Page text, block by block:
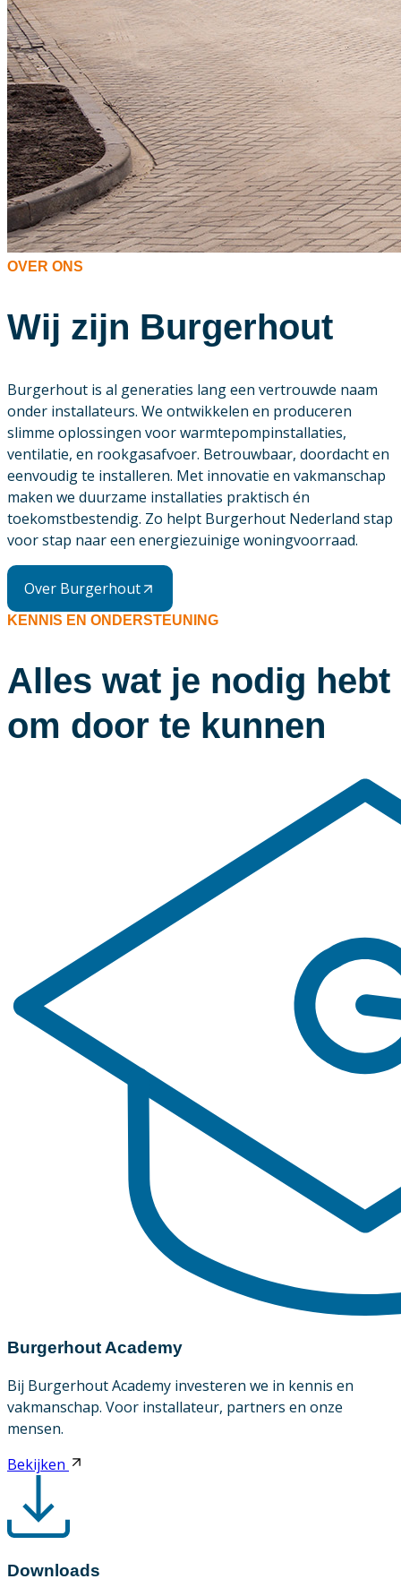
OVER ONS
Wij zijn Burgerhout
Burgerhout is al generaties lang een vertrouwde naam
onder installateurs. We ontwikkelen en produceren
slimme oplossingen voor warmtepompinstallaties,
ventilatie, en rookgasafvoer. Betrouwbaar, doordacht en
eenvoudig te installeren. Met innovatie en vakmanschap
maken we duurzame installaties praktisch én
toekomstbestendig. Zo helpt Burgerhout Nederland stap
voor stap naar een energiezuinige woningvoorraad.
Over Burgerhout
KENNIS EN ONDERSTEUNING
Alles wat je nodig hebt
om door te kunnen
Burgerhout Academy
Bij Burgerhout Academy investeren we in kennis en
vakmanschap. Voor installateur, partners en onze
mensen.
Bekijken
Downloads